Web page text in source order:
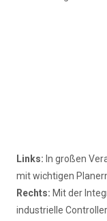
Links: In großen
mit wichtigen
Rechts: Mit der
industrielle